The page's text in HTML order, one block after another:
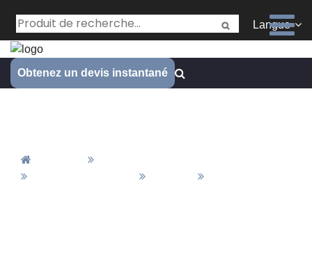
Langue
Obtenez un devis instantané